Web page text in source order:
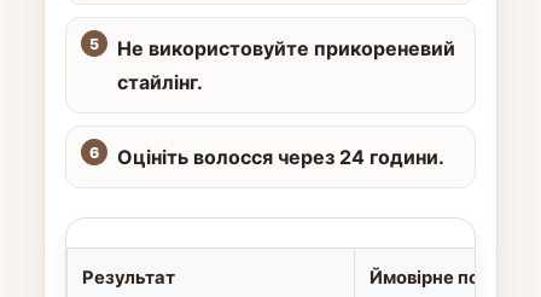
Не використовуйте прикореневий
стайлінг.
Оцініть волосся через 24 години.
Результат Ймовірне